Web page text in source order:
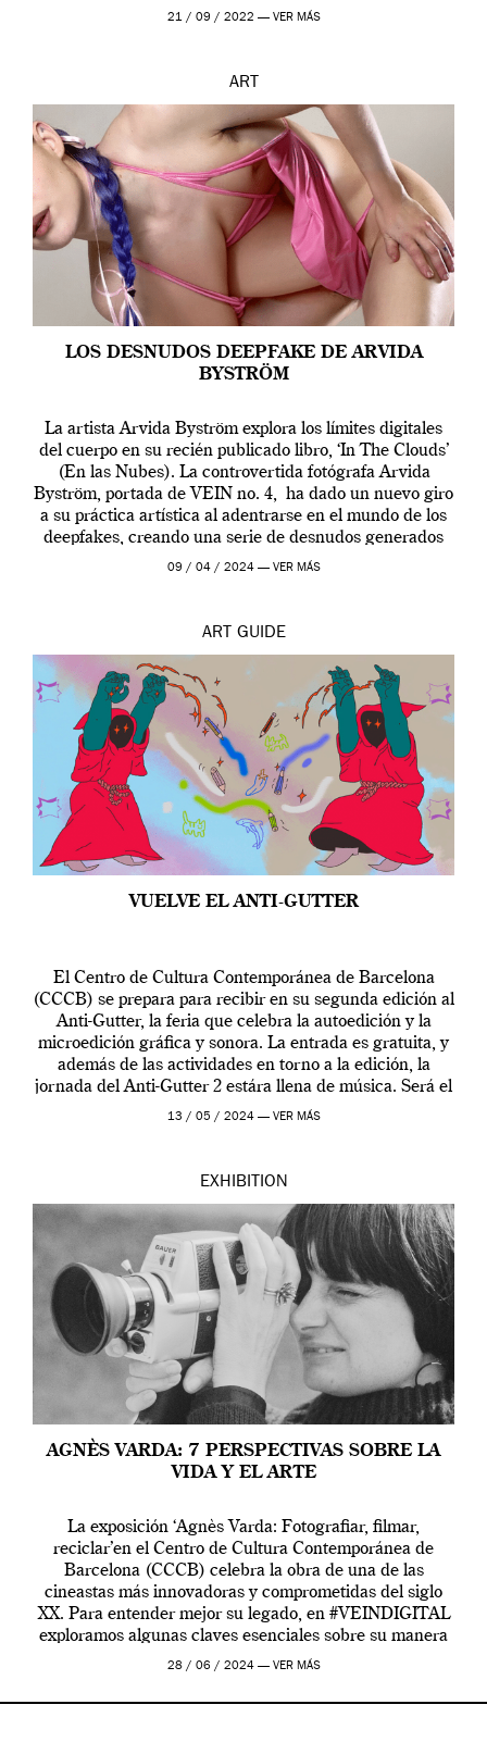
que los humanos tienen un complejo […]
21 / 09 / 2022 — VER MÁS
ART
LOS DESNUDOS DEEPFAKE DE ARVIDA
BYSTRÖM
La artista Arvida Byström explora los límites digitales
del cuerpo en su recién publicado libro, ‘In The Clouds’
(En las Nubes). La controvertida fotógrafa Arvida
Byström, portada de VEIN no. 4, ha dado un nuevo giro
a su práctica artística al adentrarse en el mundo de los
deepfakes, creando una serie de desnudos generados
por […]
09 / 04 / 2024 — VER MÁS
ART GUIDE
VUELVE EL ANTI-GUTTER
El Centro de Cultura Contemporánea de Barcelona
(CCCB) se prepara para recibir en su segunda edición al
Anti-Gutter, la feria que celebra la autoedición y la
microedición gráfica y sonora. La entrada es gratuita, y
además de las actividades en torno a la edición, la
jornada del Anti-Gutter 2 estára llena de música. Será el
[…]
13 / 05 / 2024 — VER MÁS
EXHIBITION
AGNÈS VARDA: 7 PERSPECTIVAS SOBRE LA
VIDA Y EL ARTE
La exposición ‘Agnès Varda: Fotografiar, filmar,
reciclar’en el Centro de Cultura Contemporánea de
Barcelona (CCCB) celebra la obra de una de las
cineastas más innovadoras y comprometidas del siglo
XX. Para entender mejor su legado, en #VEINDIGITAL
exploramos algunas claves esenciales sobre su manera
de entender la vida, el cine y el arte contemporáneo.
28 / 06 / 2024 — VER MÁS